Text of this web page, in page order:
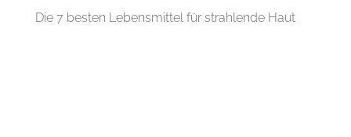
Die 7 besten Lebensmittel für strahlende Haut